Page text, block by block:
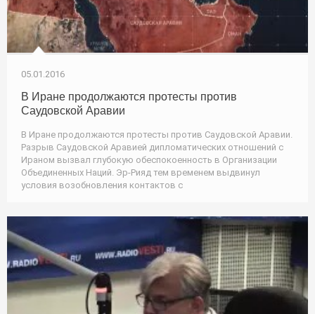
05.01.2016
В Иране продолжаются протесты против
Саудовской Аравии
В Иране продолжаются протесты против Саудовской Аравии.
Разрыв Саудовской Аравией дипломатических отношений с
Ираном вызвал глубокую обеспокоенность в Организации
Объединенных Наций. Эр-Рияд тем временем выдвинул
условия возобновления контактов с